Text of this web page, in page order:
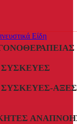
Είδη